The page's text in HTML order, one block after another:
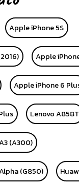
Apple iPhone 5S
Apple
Apple iPhone 6
Lenovo A858T
(A300)
(G850)